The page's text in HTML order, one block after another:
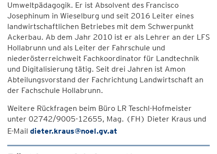
Umweltpädagogik. Er ist Absolvent des Francisco
Josephinum in Wieselburg und seit 2016 Leiter eines
landwirtschaftlichen Betriebes mit dem Schwerpunkt
Ackerbau. Ab dem Jahr 2010 ist er als Lehrer an der LFS
Hollabrunn und als Leiter der Fahrschule und
niederösterreichweit Fachkoordinator für Landtechnik
und Digitalisierung tätig. Seit drei Jahren ist Amon
Abteilungsvorstand der Fachrichtung Landwirtschaft an
der Fachschule Hollabrunn.
Weitere Rückfragen beim Büro LR Teschl-Hofmeister
unter 02742/9005-12655, Mag. (FH) Dieter Kraus und
E-Mail dieter.kraus@noel.gv.at